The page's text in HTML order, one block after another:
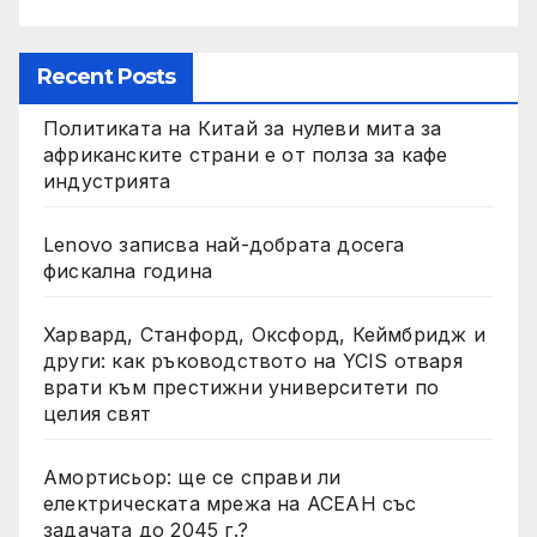
Recent Posts
Политиката на Китай за нулеви мита за
африканските страни е от полза за кафе
индустрията
Lenovo записва най-добрата досега
фискална година
Харвард, Станфорд, Оксфорд, Кеймбридж и
други: как ръководството на YCIS отваря
врати към престижни университети по
целия свят
Амортисьор: ще се справи ли
електрическата мрежа на АСЕАН със
задачата до 2045 г.?